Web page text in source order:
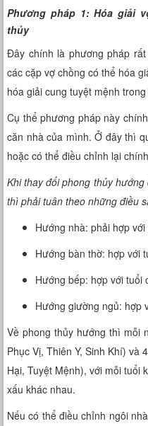
Phương pháp 1: Hóa giải
thủy
Đây chính là phương pháp
các cặp vợ chồng có thể hóa
hóa giải cung tuyệt mệnh
Cụ thể phương pháp này
căn nhà của mình. Ở đây thì
hoặc có thể điều chỉnh lại
Khi thay đổi phong thủy
thì phải tuân theo những điều
Hướng nhà: phải hợp
Hướng bàn thờ: hợp với
Hướng bếp: hợp với tuổi
Hướng giường ngủ: hợp
Về phong thủy hướng thì mỗi
Phục Vị, Thiên Y, Sinh Khí) và
Hại, Tuyệt Mệnh), với mỗi tuổi
xấu khác nhau.
Nếu có thể điều chỉnh ngôi